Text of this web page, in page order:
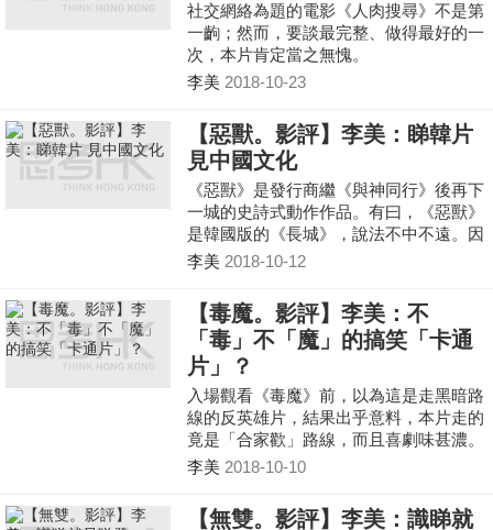
社交網絡為題的電影《人肉搜尋》不是第
一齣；然而，要談最完整、做得最好的一
次，本片肯定當之無愧。
李美 2018-10-23
【惡獸。影評】李美：睇韓片
見中國文化
《惡獸》是發行商繼《與神同行》後再下
一城的史詩式動作作品。有曰，《惡獸》
是韓國版的《長城》，說法不中不遠。因
為，兩者同樣涉及古代怪物或物怪（《物
以此直譯），主角們都以打倒怪物為己
任。
李美 2018-10-12
【毒魔。影評】李美：不
「毒」不「魔」的搞笑「卡通
片」？
入場觀看《毒魔》前，以為這是走黑暗路
線的反英雄片，結果出乎意料，本片走的
竟是「合家歡」路線，而且喜劇味甚濃。
李美 2018-10-10
【無雙。影評】李美：識睇就